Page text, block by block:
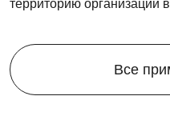
В контейнерах SKOGGY
внутри полки, шкафы,
организации
территорию организации
Все